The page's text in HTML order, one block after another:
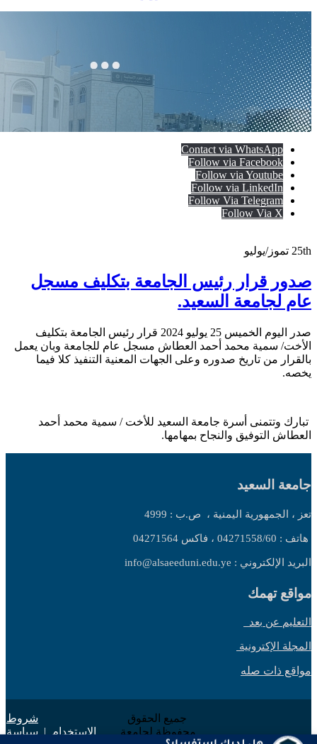
Contact via WhatsApp
Follow via Facebook
Follow via Youtube
Follow via LinkedIn
Follow Via Telegram
Follow Via X
25th تموز/يوليو
صدور قرار رئيس الجامعة بتكليف مسجل
عام لجامعة السعيد.
صدر اليوم الخميس 25 يوليو 2024 قرار رئيس الجامعة بتكليف
الأخت/ سمية محمد أحمد العطاش مسجل عام للجامعة وبان يعمل
بالقرار من تاريخ صدوره وعلى الجهات المعنية التنفيذ كلا فيما
يخصه.
تبارك وتتمنى أسرة جامعة السعيد للأخت / سمية محمد أحمد
العطاش التوفيق والنجاح بمهامها.
جامعة السعيد
تعز ، الجمهورية اليمنية ، ص.ب : 4999
هاتف : 04271558/60 ، فاكس 04271564
البريد الإلكتروني : info@alsaeeduni.edu.ye
مواقع تهمك
التعليم عن بعد
المجلة الإكترونية
مواقع ذات صله
جميع الحقوق
محفوظة لجامعة
شروط
الاستخدام | سياسة